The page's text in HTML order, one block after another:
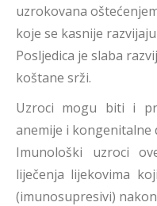
uzrokovana
koje se kasnije
Posljedica je slaba
koštane srži.
Uzroci mogu biti i
anemije i kongenitalne
Imunološki uzroci
liječenja lijekovima
(imunosupresivi)